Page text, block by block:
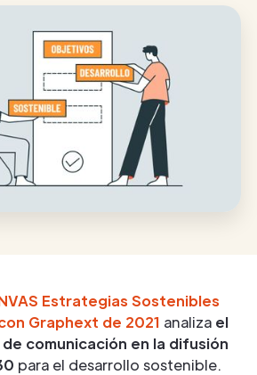
Estrategias Sostenibles
Graphext de 2021 analiza el
comunicación en la difusión
para el desarrollo sostenible.